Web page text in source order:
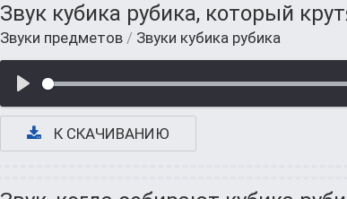
Звук кубика рубика, который
Звуки предметов / Звуки кубика рубика
К СКАЧИВАНИЮ